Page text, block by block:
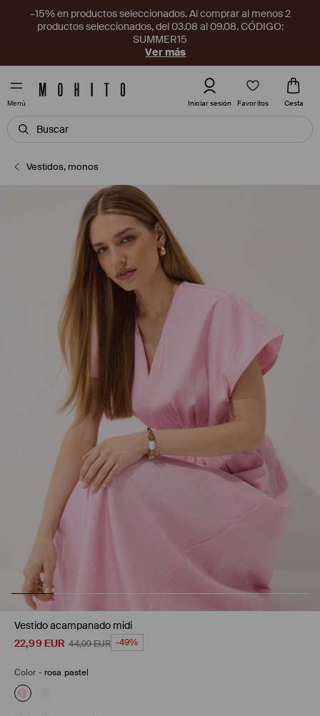
–15% en productos seleccionados. Al comprar al menos 2
productos seleccionados, del 03.08 al 09.08. CÓDIGO:
SUMMER15
Ver más
Menú Iniciar sesión Favoritos Cesta
Vestidos, monos
Vestido acampanado midi
22,99 EUR 44,99EUR -49%
Color - rosa pastel